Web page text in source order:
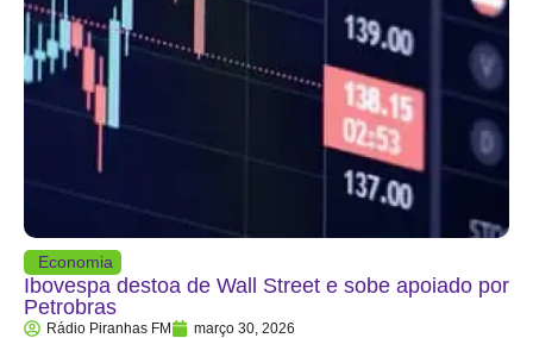
Economia
Ibovespa destoa de Wall Street e sobe apoiado por
Petrobras
Rádio Piranhas FM março 30, 2026